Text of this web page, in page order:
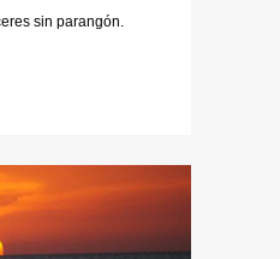
sin parangón.